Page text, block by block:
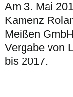
Am 3. Mai
Kamenz
Meißen
Vergabe von
bis 2017.